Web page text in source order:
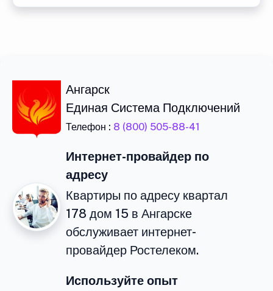
Ангарск
Единая Система Подключений
Телефон : 8 (800) 505-88-41
Интернет-провайдер по
адресу
Квартиры по адресу квартал
178 дом 15 в Ангарске
обслуживает интернет-
провайдер Ростелеком.
Используйте опыт